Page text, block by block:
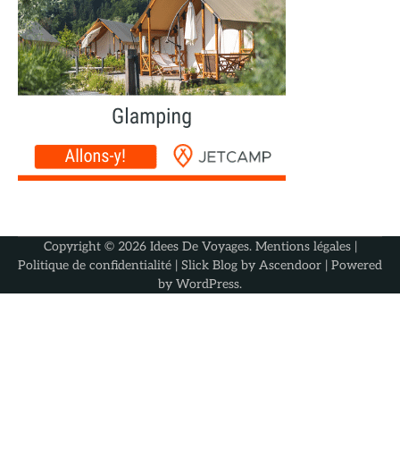
Copyright © 2026 Idees De Voyages. Mentions légales|
Politique de confidentialité | Slick Blog by Ascendoor | Powered
by WordPress.